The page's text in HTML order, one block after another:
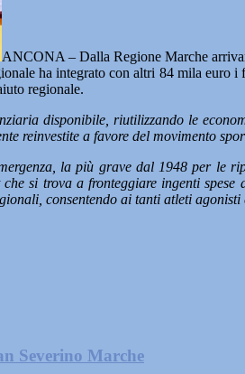
ANCONA – Dalla Regione Marche
ha integrato con altri 84 mila euro i
regionale.
disponibile, riutilizzando le
reinvestite a favore del movimento
la più grave dal 1948 per le
si trova a fronteggiare ingenti
consentendo ai tanti atleti
Severino Marche